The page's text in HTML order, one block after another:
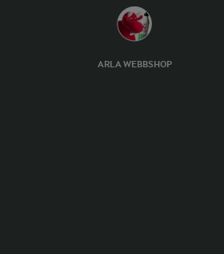
ARLA WEBBSHOP